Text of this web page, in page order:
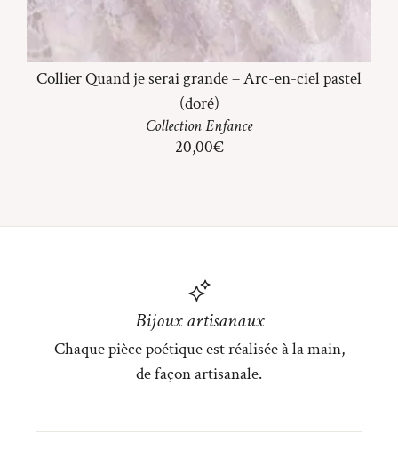
Collier Quand je serai grande – Arc-en-ciel pastel
(doré)
CollectionEnfance
20,00€
Bijoux artisanaux
Chaque pièce poétique est réalisée à la main,
de façon artisanale.